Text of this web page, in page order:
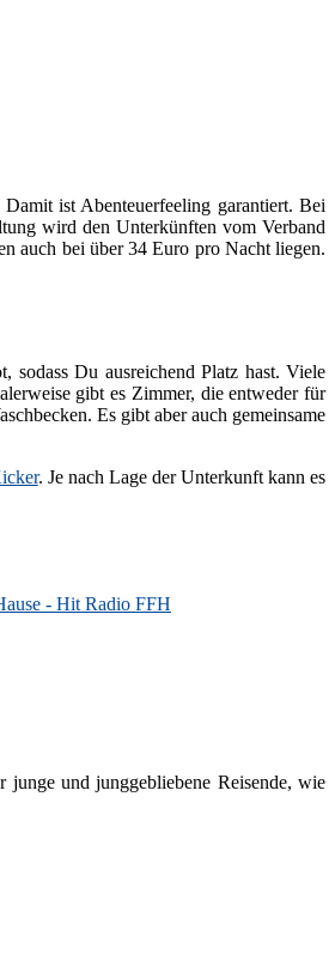
ist Abenteuerfeeling garantiert. Bei
wird den Unterkünften vom Verband
auch bei über 34 Euro pro Nacht liegen.
sodass Du ausreichend Platz hast. Viele
gibt es Zimmer, die entweder für
Es gibt aber auch gemeinsame
. Je nach Lage der Unterkunft kann es
- Hit Radio FFH
junge und junggebliebene Reisende, wie